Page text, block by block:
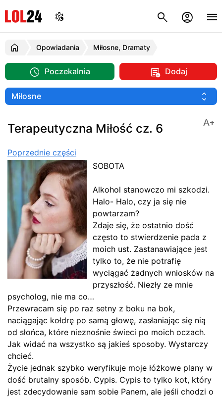
Opowiadania Miłosne, Dramaty
Poczekalnia Dodaj
Terapeutyczna Miłość cz. 6
Poprzednie części
SOBOTA
Alkohol stanowczo mi szkodzi.
Halo- Halo, czy ja się nie
powtarzam?
Zdaje się, że ostatnio dość
często to stwierdzenie pada z
moich ust. Zastanawiające jest
tylko to, że nie potrafię
wyciągać żadnych wniosków na
przyszłość. Niezły ze mnie
psycholog, nie ma co…
Przewracam się po raz setny z boku na bok,
naciągając kołdrę po samą głowę, zasłaniając się nią
od słońca, które nieznośnie świeci po moich oczach.
Jak widać na wszystko są jakieś sposoby. Wystarczy
chcieć.
Życie jednak szybko weryfikuje moje łóżkowe plany w
dość brutalny sposób. Cypis. Cypis to tylko kot, który
jest zdecydowanie sam sobie Panem, ale jeśli chodzi o